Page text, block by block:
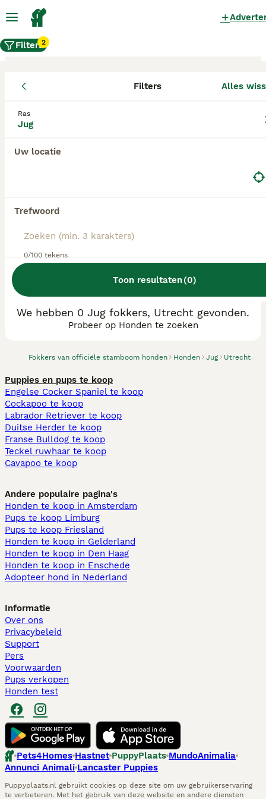
Filters2
Filters Alles
Ras
Jug
Uw locatie
Trefwoord
0/100 tekens
Toon resultaten(0)
Fokkers van officiële stamboom honden Honden Jug Utrecht
Jug Fokkers in deze lijst hebben een kopie van
ons aangeleverd, en fokken pups met een
We hebben 0 Jug fokkers, Utrecht gevonden.
Probeer op Honden te zoeken
Puppies en pups te koop
Engelse Cocker Spaniel te koop
Cockapoo te koop
Labrador Retriever te koop
Duitse Herder te koop
Franse Bulldog te koop
Teckel ruwhaar te koop
Cavapoo te koop
Andere populaire pagina's
Honden te koop in Amsterdam
Pups te koop Limburg​
Pups te koop Friesland​
Honden te koop in Gelderland
Honden te koop in Den Haag
Honden te koop in Enschede
Adopteer hond in Nederland
Informatie
Over ons
Privacybeleid
Support
Pers
Voorwaarden
Pups verkopen
Honden test
Pets4Homes Hastnet PuppyPlaats MundoAnimalia
Annunci Animali Lancaster Puppies
Puppyplaats.nl gebruikt cookies op deze site om uw gebruikerservaring
te verbeteren. Met het gebruik van deze website en andere diensten